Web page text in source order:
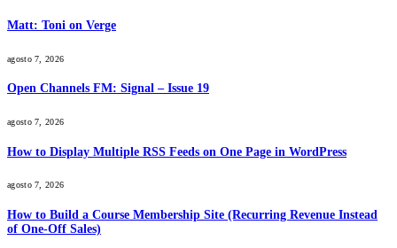
Matt: Toni on Verge
agosto 7, 2026
Open Channels FM: Signal – Issue 19
agosto 7, 2026
How to Display Multiple RSS Feeds on One Page in WordPress
agosto 7, 2026
How to Build a Course Membership Site (Recurring Revenue Instead
of One-Off Sales)